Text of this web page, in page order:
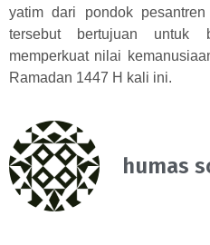
yatim dari pondok
tersebut bertujuan untuk
memperkuat nilai
Ramadan 1447 H kali ini.
humas